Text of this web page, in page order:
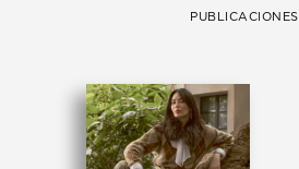
PUBLICACIONES